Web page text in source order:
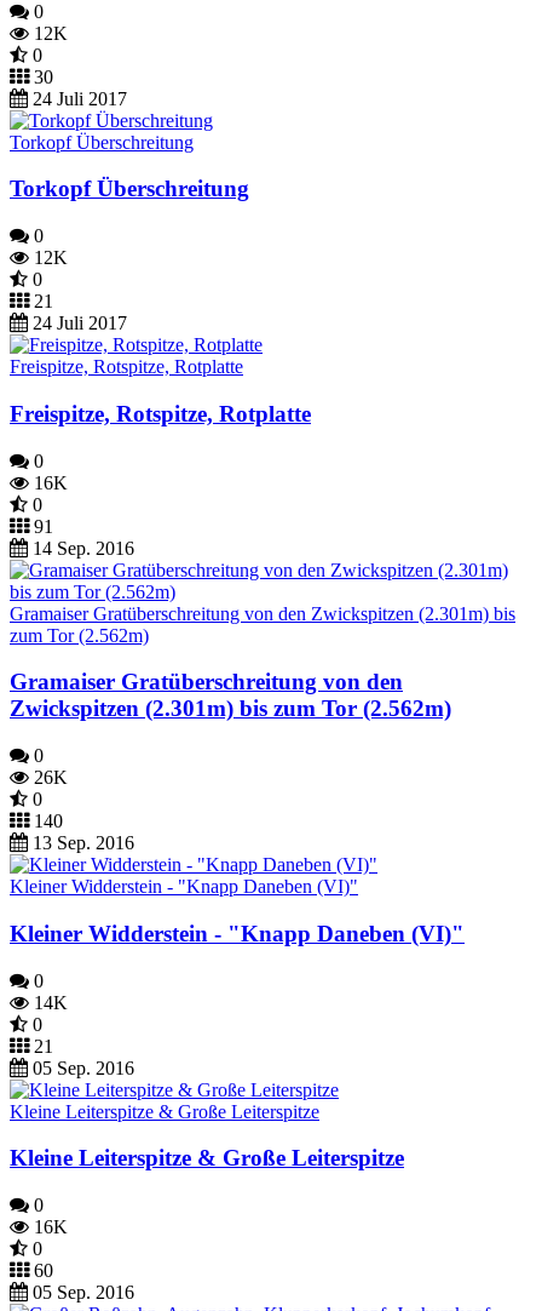
0
12K
0
30
24 Juli 2017
Torkopf Überschreitung
Torkopf Überschreitung
0
12K
0
21
24 Juli 2017
Freispitze, Rotspitze, Rotplatte
Freispitze, Rotspitze, Rotplatte
0
16K
0
91
14 Sep. 2016
Gramaiser Gratüberschreitung von den Zwickspitzen (2.301m) bis
zum Tor (2.562m)
Gramaiser Gratüberschreitung von den
Zwickspitzen (2.301m) bis zum Tor (2.562m)
0
26K
0
140
13 Sep. 2016
Kleiner Widderstein - "Knapp Daneben (VI)"
Kleiner Widderstein - "Knapp Daneben (VI)"
0
14K
0
21
05 Sep. 2016
Kleine Leiterspitze & Große Leiterspitze
Kleine Leiterspitze & Große Leiterspitze
0
16K
0
60
05 Sep. 2016